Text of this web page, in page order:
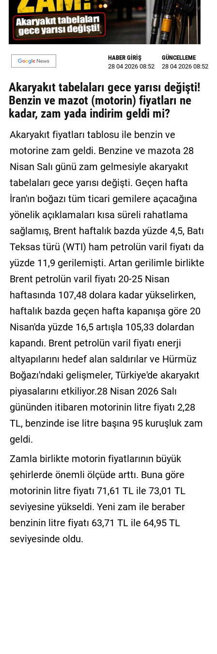
MAGAZİN
GALERİ
VİDEO
YAZARLAR
BİZE
ULAŞIN
Künye
İletişim
Gizlilik
Politikası
HABER GİRİŞ
28 04 2026 08:52
GÜNCELLEME
28 04 2026 08:52
Akaryakıt tabelaları gece yarısı değişti!
Benzin ve mazot (motorin) fiyatları ne
kadar, zam yada indirim geldi mi?
Akaryakıt fiyatları tablosu ile benzin ve
motorine zam geldi. Benzine ve mazota 28
Nisan Salı günü zam gelmesiyle akaryakıt
tabelaları gece yarısı değişti. Geçen hafta
İran'ın boğazı tüm ticari gemilere açacağına
yönelik açıklamaları kısa süreli rahatlama
sağlamış, Brent haftalık bazda yüzde 4,5, Batı
Teksas türü (WTI) ham petrolün varil fiyatı da
yüzde 11,9 gerilemişti. Artan gerilimle birlikte
Brent petrolün varil fiyatı 20-25 Nisan
haftasında 107,48 dolara kadar yükselirken,
haftalık bazda geçen hafta kapanışa göre 20
Nisan'da yüzde 16,5 artışla 105,33 dolardan
kapandı. Brent petrolün varil fiyatı enerji
altyapılarını hedef alan saldırılar ve Hürmüz
Boğazı'ndaki gelişmeler, Türkiye'de akaryakıt
piyasalarını etkiliyor.28 Nisan 2026 Salı
gününden itibaren motorinin litre fiyatı 2,28
TL, benzinde ise litre başına 95 kuruşluk zam
geldi.
Zamla birlikte motorin fiyatlarının büyük
şehirlerde önemli ölçüde arttı. Buna göre
motorinin litre fiyatı 71,61 TL ile 73,01 TL
seviyesine yükseldi. Yeni zam ile beraber
benzinin litre fiyatı 63,71 TL ile 64,95 TL
seviyesinde oldu.